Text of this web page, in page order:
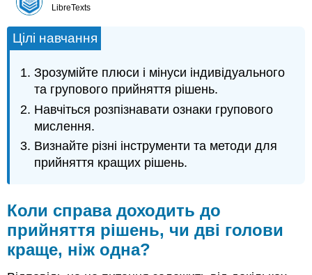
LibreTexts
Цілі навчання
Зрозумійте плюси і мінуси індивідуального
та групового прийняття рішень.
Навчіться розпізнавати ознаки групового
мислення.
Визнайте різні інструменти та методи для
прийняття кращих рішень.
Коли справа доходить до
прийняття рішень, чи дві голови
краще, ніж одна?